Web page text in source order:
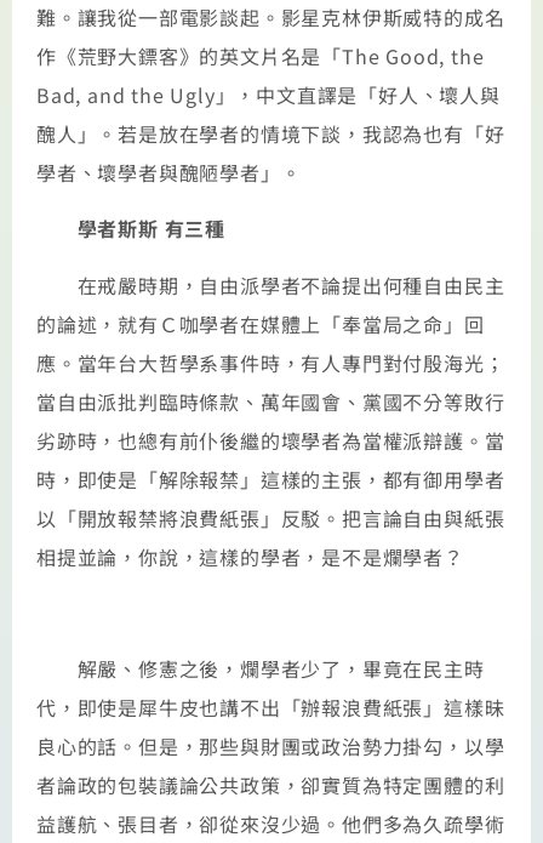
難。讓我從一部電影談起。影星克林伊斯威特的成名
作《荒野大鏢客》的英文片名是「The Good, the
Bad, and the Ugly」，中文直譯是「好人、壞人與
醜人」。若是放在學者的情境下談，我認為也有「好
學者、壞學者與醜陋學者」。
學者斯斯 有三種
在戒嚴時期，自由派學者不論提出何種自由民主
的論述，就有Ｃ咖學者在媒體上「奉當局之命」回
應。當年台大哲學系事件時，有人專門對付殷海光；
當自由派批判臨時條款、萬年國會、黨國不分等敗行
劣跡時，也總有前仆後繼的壞學者為當權派辯護。當
時，即使是「解除報禁」這樣的主張，都有御用學者
以「開放報禁將浪費紙張」反駁。把言論自由與紙張
相提並論，你說，這樣的學者，是不是爛學者？
解嚴、修憲之後，爛學者少了，畢竟在民主時
代，即使是犀牛皮也講不出「辦報浪費紙張」這樣昧
良心的話。但是，那些與財團或政治勢力掛勾，以學
者論政的包裝議論公共政策，卻實質為特定團體的利
益護航、張目者，卻從來沒少過。他們多為久疏學術